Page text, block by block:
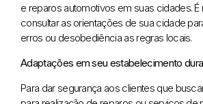
e reparos automotivos em suas cidades.
consultar as orientações de sua cidade
erros ou desobediência as regras locais.
Adaptações em seu estabelecimento
Para dar segurança aos clientes que